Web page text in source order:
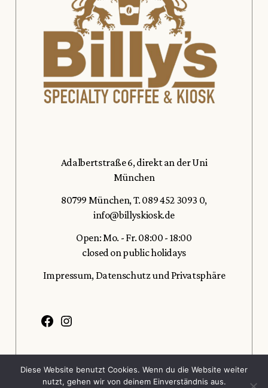
Adalbertstraße 6, direkt an der Uni
München
80799 München,T. 089 452 3093 0,
info@billyskiosk.de
Open: Mo. - Fr. 08:00 - 18:00
closed on public holidays
Impressum,Datenschutz und Privatsphäre
Diese Website benutzt Cookies. Wenn du die Website weiter
nutzt, gehen wir von deinem Einverständnis aus.